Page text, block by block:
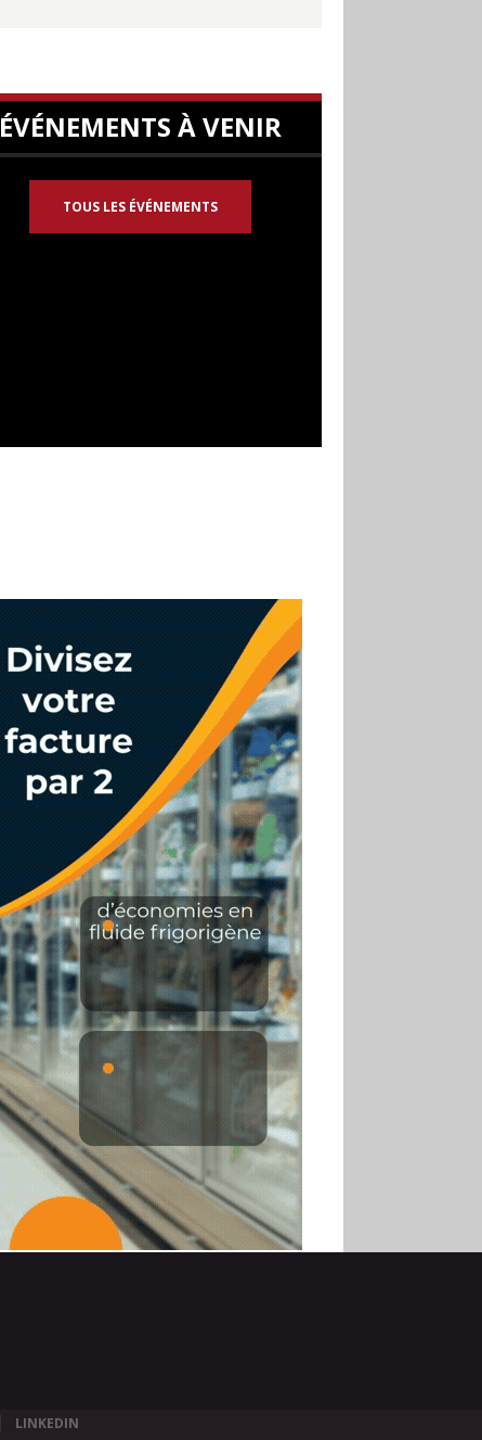
ÉVÉNEMENTS À VENIR
TOUS LES ÉVÉNEMENTS
LINKEDIN